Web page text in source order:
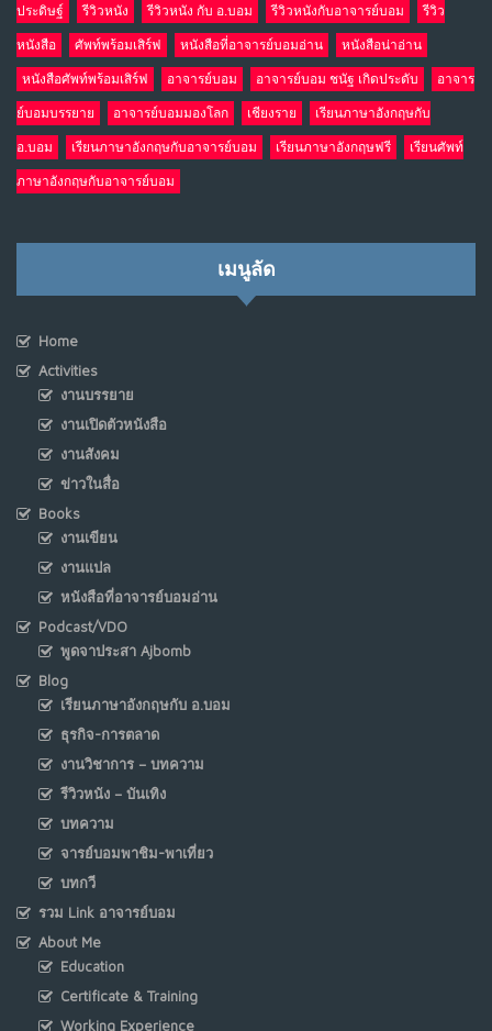
ประดิษฐ์ รีวิวหนัง รีวิวหนัง กับ อ.บอม รีวิวหนังกับอาจารย์บอม รีวิว
หนังสือ ศัพท์พร้อมเสิร์ฟ หนังสือที่อาจารย์บอมอ่าน หนังสือน่าอ่าน
หนังสือศัพท์พร้อมเสิร์ฟ อาจารย์บอม อาจารย์บอม ชนัฐ เกิดประดับ อาจาร
ย์บอมบรรยาย อาจารย์บอมมองโลก เชียงราย เรียนภาษาอังกฤษกับ
อ.บอม เรียนภาษาอังกฤษกับอาจารย์บอม เรียนภาษาอังกฤษฟรี เรียนศัพท์
ภาษาอังกฤษกับอาจารย์บอม
เมนูลัด
Home
Activities
งานบรรยาย
งานเปิดตัวหนังสือ
งานสังคม
ข่าวในสื่อ
Books
งานเขียน
งานแปล
หนังสือที่อาจารย์บอมอ่าน
Podcast/VDO
พูดจาประสา Ajbomb
Blog
เรียนภาษาอังกฤษกับ อ.บอม
ธุรกิจ-การตลาด
งานวิชาการ – บทความ
รีวิวหนัง – บันเทิง
บทความ
จารย์บอมพาชิม-พาเที่ยว
บทกวี
รวม Link อาจารย์บอม
About Me
Education
Certificate & Training
Working Experience